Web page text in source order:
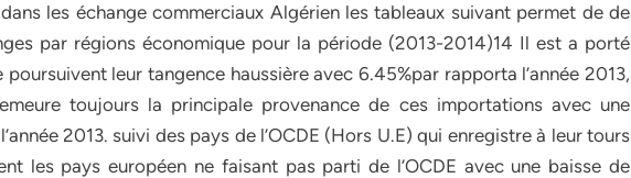
les échange commerciaux Algérien les tableaux suivant permet de de
par régions économique pour la période (2013-2014)14 Il est a porté
leur tangence haussière avec 6.45%par rapporta l’année 2013,
toujours la principale provenance de ces importations avec une
2013. suivi des pays de l’OCDE (Hors U.E) qui enregistre à leur tours
les pays européen ne faisant pas parti de l’OCDE avec une baisse de